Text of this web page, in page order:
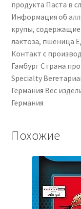
продукта ‎Паста в
Информация об
крупы, содержащие
лактоза, пшеница
Контакт с
Гамбург Страна
Specialty
Германия Вес
‎Германия
Похожие